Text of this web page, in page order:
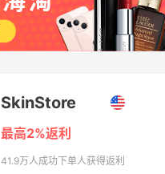
SkinStore
最高2%返利
41.9万人成功下单人获得返利